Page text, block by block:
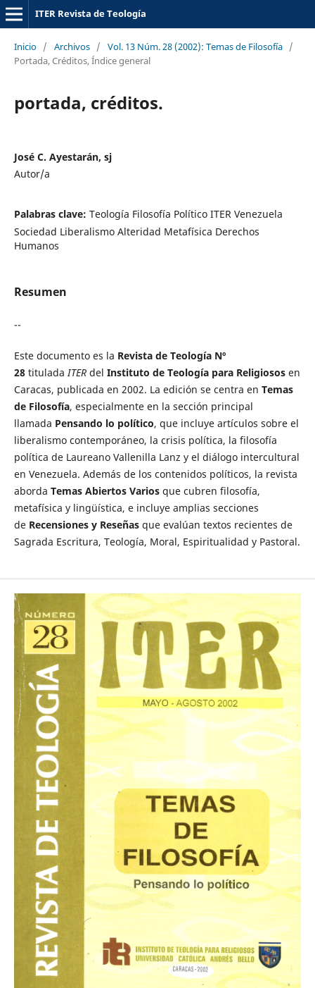
ITER Revista de Teología
Inicio / Archivos / Vol. 13 Núm. 28 (2002): Temas de Filosofía /
Portada, Créditos, Índice general
portada, créditos.
José C. Ayestarán, sj
Autor/a
Palabras clave: Teología Filosofía Político ITER Venezuela
Sociedad Liberalismo Alteridad Metafísica Derechos
Humanos
Resumen
--
Este documento es la Revista de Teología Nº
28tituladaITERdel Instituto de Teología para Religiososen
Caracas, publicada en 2002. La edición se centra en Temas
de Filosofía, especialmente en la sección principal
llamada Pensando lo político, que incluye artículos sobre el
liberalismo contemporáneo, la crisis política, la filosofía
política de Laureano Vallenilla Lanz y el diálogo intercultural
en Venezuela. Además de los contenidos políticos, la revista
aborda Temas Abiertos Variosque cubren filosofía,
metafísica y lingüística, e incluye amplias secciones
de Recensiones y Reseñasque evalúan textos recientes de
Sagrada Escritura, Teología, Moral, Espiritualidad y Pastoral.